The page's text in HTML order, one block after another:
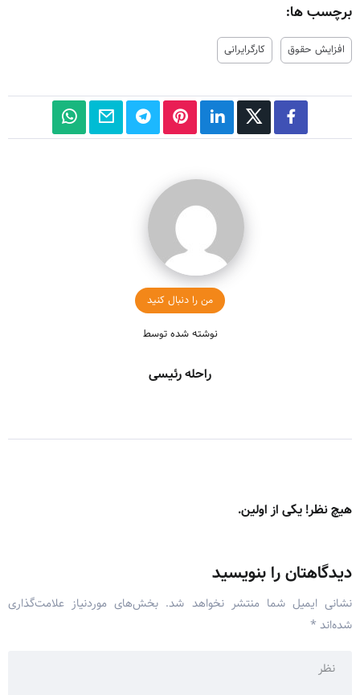
برچسب ها:
افزایش حقوق کارگرایرانی
من را دنبال کنید
نوشته شده توسط
راحله رئیسی
هیچ نظر! یکی از اولین.
دیدگاهتان را بنویسید
نشانی ایمیل شما منتشر نخواهد شد. بخش‌های موردنیاز علامت‌گذاری
شده‌اند *